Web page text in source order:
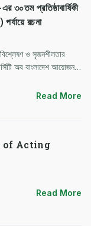
৩০তম প্রতিষ্ঠাবার্ষিকী
রচনা
ও সৃজনশীলতার
অব বাংলাদেশ আয়োজন
নির্ধারিত বিষয়ে
তাদের লিখিত প্রতিভা তুলে ধরতে পারবে ই-মেইলের মাধ্যমে। রচন…
Read More
of Acting
Read More